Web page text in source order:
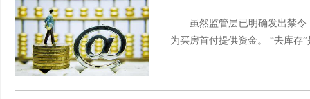
虽然监管层已明确发出禁
为买房首付提供资金。 “去库存”